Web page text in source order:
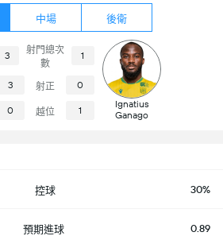
中場 後衛
3
射門總次
數
1
3 射正 0
0 越位 1
Ignatius
Ganago
控球 30%
預期進球 0.89